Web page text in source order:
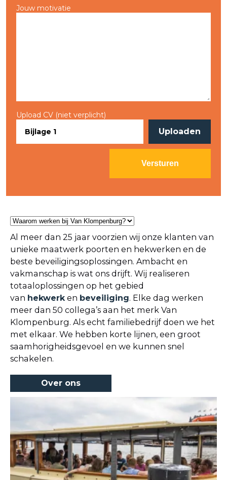
Jouw motivatie
Upload CV (niet verplicht)
Uploaden
Al meer dan 25 jaar voorzien wij onze klanten van
unieke maatwerk poorten en hekwerken en de
beste beveiligingsoplossingen. Ambacht en
vakmanschap is wat ons drijft. Wij realiseren
totaaloplossingen op het gebied
van hekwerken beveiliging. Elke dag werken
meer dan 50 collega’s aan het merk Van
Klompenburg. Als echt familiebedrijf doen we het
met elkaar. We hebben korte lijnen, een groot
saamhorigheidsgevoel en we kunnen snel
schakelen.
Over ons